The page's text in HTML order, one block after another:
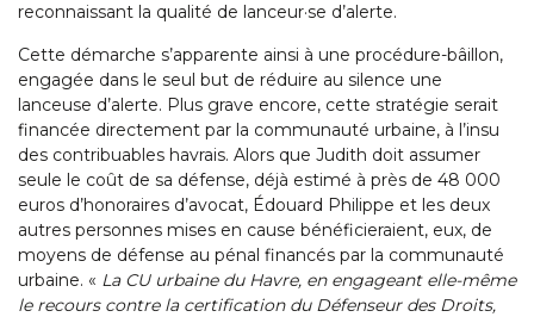
reconnaissant la qualité de lanceur·se d’alerte.
Cette démarche s’apparente ainsi à une procédure-bâillon,
engagée dans le seul but de réduire au silence une
lanceuse d’alerte. Plus grave encore, cette stratégie serait
financée directement par la communauté urbaine, à l’insu
des contribuables havrais. Alors que Judith doit assumer
seule le coût de sa défense, déjà estimé à près de 48 000
euros d’honoraires d’avocat, Édouard Philippe et les deux
autres personnes mises en cause bénéficieraient, eux, de
moyens de défense au pénal financés par la communauté
urbaine. « La CU urbaine du Havre, en engageant elle-même
le recours contre la certification du Défenseur des Droits,